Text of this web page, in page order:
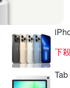
下